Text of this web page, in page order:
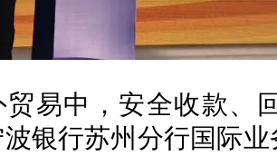
贸易中，安全收款、
银行苏州分行国际